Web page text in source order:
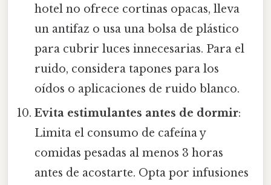
hotel no ofrece cortinas opacas, lleva
un antifaz o usa una bolsa de plástico
para cubrir luces innecesarias. Para el
ruido, considera tapones para los
oídos o aplicaciones de ruido blanco.
Evita estimulantes antes de dormir:
Limita el consumo de cafeína y
comidas pesadas al menos 3 horas
antes de acostarte. Opta por infusiones